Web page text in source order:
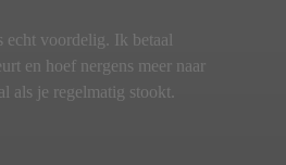
echt voordelig. Ik betaal
en hoef nergens meer naar
als je regelmatig stookt.